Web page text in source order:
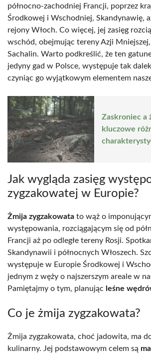
północno-zachodniej Francji, poprzez
Środkowej i Wschodniej, Skandynawię,
rejony Włoch. Co więcej, jej zasięg
wschód, obejmując tereny Azji
Sachalin. Warto podkreślić, że ten
jedyny gad w Polsce, występuje tak
czyniąc go wyjątkowym elementem
Zaskroniec a
kluczowe
Jak wygląda zasięg
zygzakowatej w Europie?
Żmija zygzakowata to wąż o
występowania, rozciągającym się od
Francji aż po odległe tereny Rosji.
Skandynawii i północnych Włoszech.
występuje w Europie Środkowej i
jednym z węży o najszerszym areale w
Pamiętajmy o tym, planując leśne
Co je żmija zygzakowata?
Żmija zygzakowata, choć jadowita, ma
kulinarny. Jej podstawowym celem są